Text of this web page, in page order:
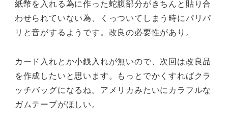
紙幣を入れる為に作った蛇腹部分がきちんと貼り合
わせられていない為、くっついてしまう時にパリパ
リと音がするようです。改良の必要性があり。
カード入れとか小銭入れが無いので、次回は改良品
を作成したいと思います。もっとでかくすればクラ
ッチバッグになるね。アメリカみたいにカラフルな
ガムテープがほしい。